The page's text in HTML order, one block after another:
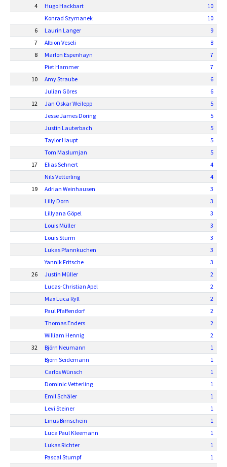
4
Hugo Hackbart
10
Konrad Szymanek
10
6
Laurin Langer
9
7
Albion Veseli
8
8
Marlon Espenhayn
7
Piet Hammer
7
10
Amy Straube
6
Julian Göres
6
12
Jan Oskar Weilepp
5
Jesse James Döring
5
Justin Lauterbach
5
Taylor Haupt
5
Tom Maslumjan
5
17
Elias Sehnert
4
Nils Vetterling
4
19
Adrian Weinhausen
3
Lilly Dorn
3
Lillyana Göpel
3
Louis Müller
3
Louis Sturm
3
Lukas Pfannkuchen
3
Yannik Fritsche
3
26
Justin Müller
2
Lucas-Christian Apel
2
Max Luca Ryll
2
Paul Pfaffendorf
2
Thomas Enders
2
William Hennig
2
32
Björn Neumann
1
Björn Seidemann
1
Carlos Wünsch
1
Dominic Vetterling
1
Emil Schäler
1
Levi Steiner
1
Linus Birnschein
1
Luca Paul Kleemann
1
Lukas Richter
1
Pascal Stumpf
1